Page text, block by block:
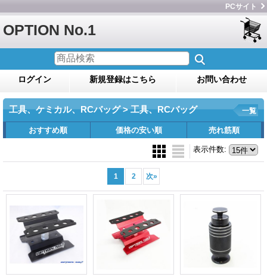
PCサイト
OPTION No.1
ログイン 新規登録はこちら お問い合わせ
工具、ケミカル、RCバッグ > 工具、RCバッグ 一覧
おすすめ順 価格の安い順 売れ筋順
表示件数:
1 2 次»